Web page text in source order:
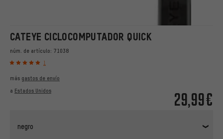
CATEYE CICLOCOMPUTADOR QUICK
núm. de artículo: 71038
1
29,99€
más gastos de envío
a Estados Unidos
negro